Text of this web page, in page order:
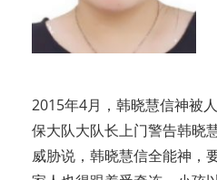
2015年4月，韩晓慧信神被
保大队大队长上门警告韩晓
威胁说，韩晓慧信全能神，